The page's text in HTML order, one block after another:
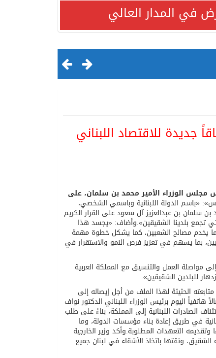
في المدار العالي
الثالث عشر الهجري
جديدة للاقتصاد اللبناني
مجلس الوزراء الأمير محمد بن سلمان، على
الدولة اللبنانية وباسمي الشخصي،
سلمان بن عبدالعزيز آل سعود على القرار الكريم
تجمع بلدينا الشقيقين».وأضاف: «يجسد هذا
بما يخدم مصالح الشعبين، كما يشكل خطوة مهمة
بما يسهم في تعزيز فرص النمو والاستقرار في
مواصلة العمل والتنسيق مع المملكة العربية
للبلدين الشقيقين».
الحثيثة لهذا الملف من أجل إيصاله إلى
اليوم برئيس الوزراء اللبناني الدكتور نواف
الصادرات اللبنانية إلى المملكة، بناءً على طلب
في طريق إعادة بناء مؤسسات الدولة، وما
التعهدات المطلوبة.وأكد وزير الخارجية
وثقتها باتخاذ الأشقاء في لبنان جميع